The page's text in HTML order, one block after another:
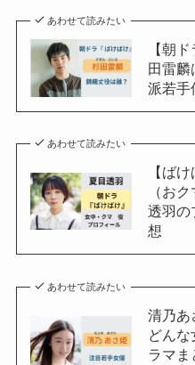
あわせて読みたい
【朝
田雷麟
派若手
あわせて読みたい
【ば
（お
透羽の
想
あわせて読みたい
清乃あ
どんな
ラマま